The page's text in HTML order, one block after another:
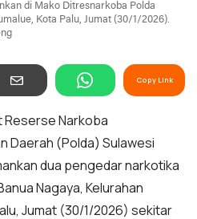
di Mako Ditresnarkoba Polda
Kota Palu, Jumat (30/1/2026).
Copy Link
Reserse Narkoba
Daerah (Polda) Sulawesi
dua pengedar narkotika
Nagaya, Kelurahan
Jumat (30/1/2026) sekitar